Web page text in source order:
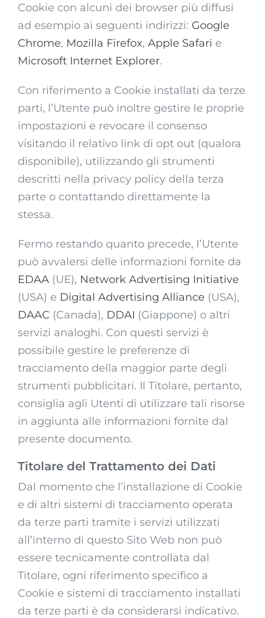
Cookie con alcuni dei browser più diffusi
ad esempio ai seguenti indirizzi: Google
Chrome, Mozilla Firefox, Apple Safari e
Microsoft Internet Explorer.
Con riferimento a Cookie installati da terze
parti, l’Utente può inoltre gestire le proprie
impostazioni e revocare il consenso
visitando il relativo link di opt out (qualora
disponibile), utilizzando gli strumenti
descritti nella privacy policy della terza
parte o contattando direttamente la
stessa.
Fermo restando quanto precede, l’Utente
può avvalersi delle informazioni fornite da
EDAA (UE), Network Advertising Initiative
(USA) e Digital Advertising Alliance (USA),
DAAC (Canada), DDAI (Giappone) o altri
servizi analoghi. Con questi servizi è
possibile gestire le preferenze di
tracciamento della maggior parte degli
strumenti pubblicitari. Il Titolare, pertanto,
consiglia agli Utenti di utilizzare tali risorse
in aggiunta alle informazioni fornite dal
presente documento.
Titolare del Trattamento dei Dati
Dal momento che l’installazione di Cookie
e di altri sistemi di tracciamento operata
da terze parti tramite i servizi utilizzati
all’interno di questo Sito Web non può
essere tecnicamente controllata dal
Titolare, ogni riferimento specifico a
Cookie e sistemi di tracciamento installati
da terze parti è da considerarsi indicativo.